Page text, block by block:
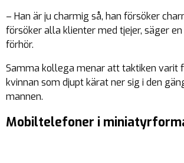
– Han är ju charmig så, han försöker
försöker alla klienter med tjejer, säger
förhör.
Samma kollega menar att taktiken varit
kvinnan som djupt kärat ner sig i den
mannen.
Mobiltelefoner i